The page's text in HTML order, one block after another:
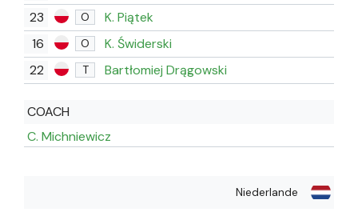
23
O
K. Piątek
16
O
K. Świderski
22
T Bartłomiej Drągowski
COACH
C. Michniewicz
Niederlande